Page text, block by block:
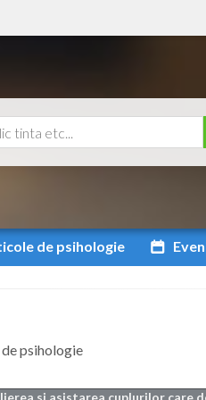
de psihologie
psihologie
si asistarea cuplurilor care